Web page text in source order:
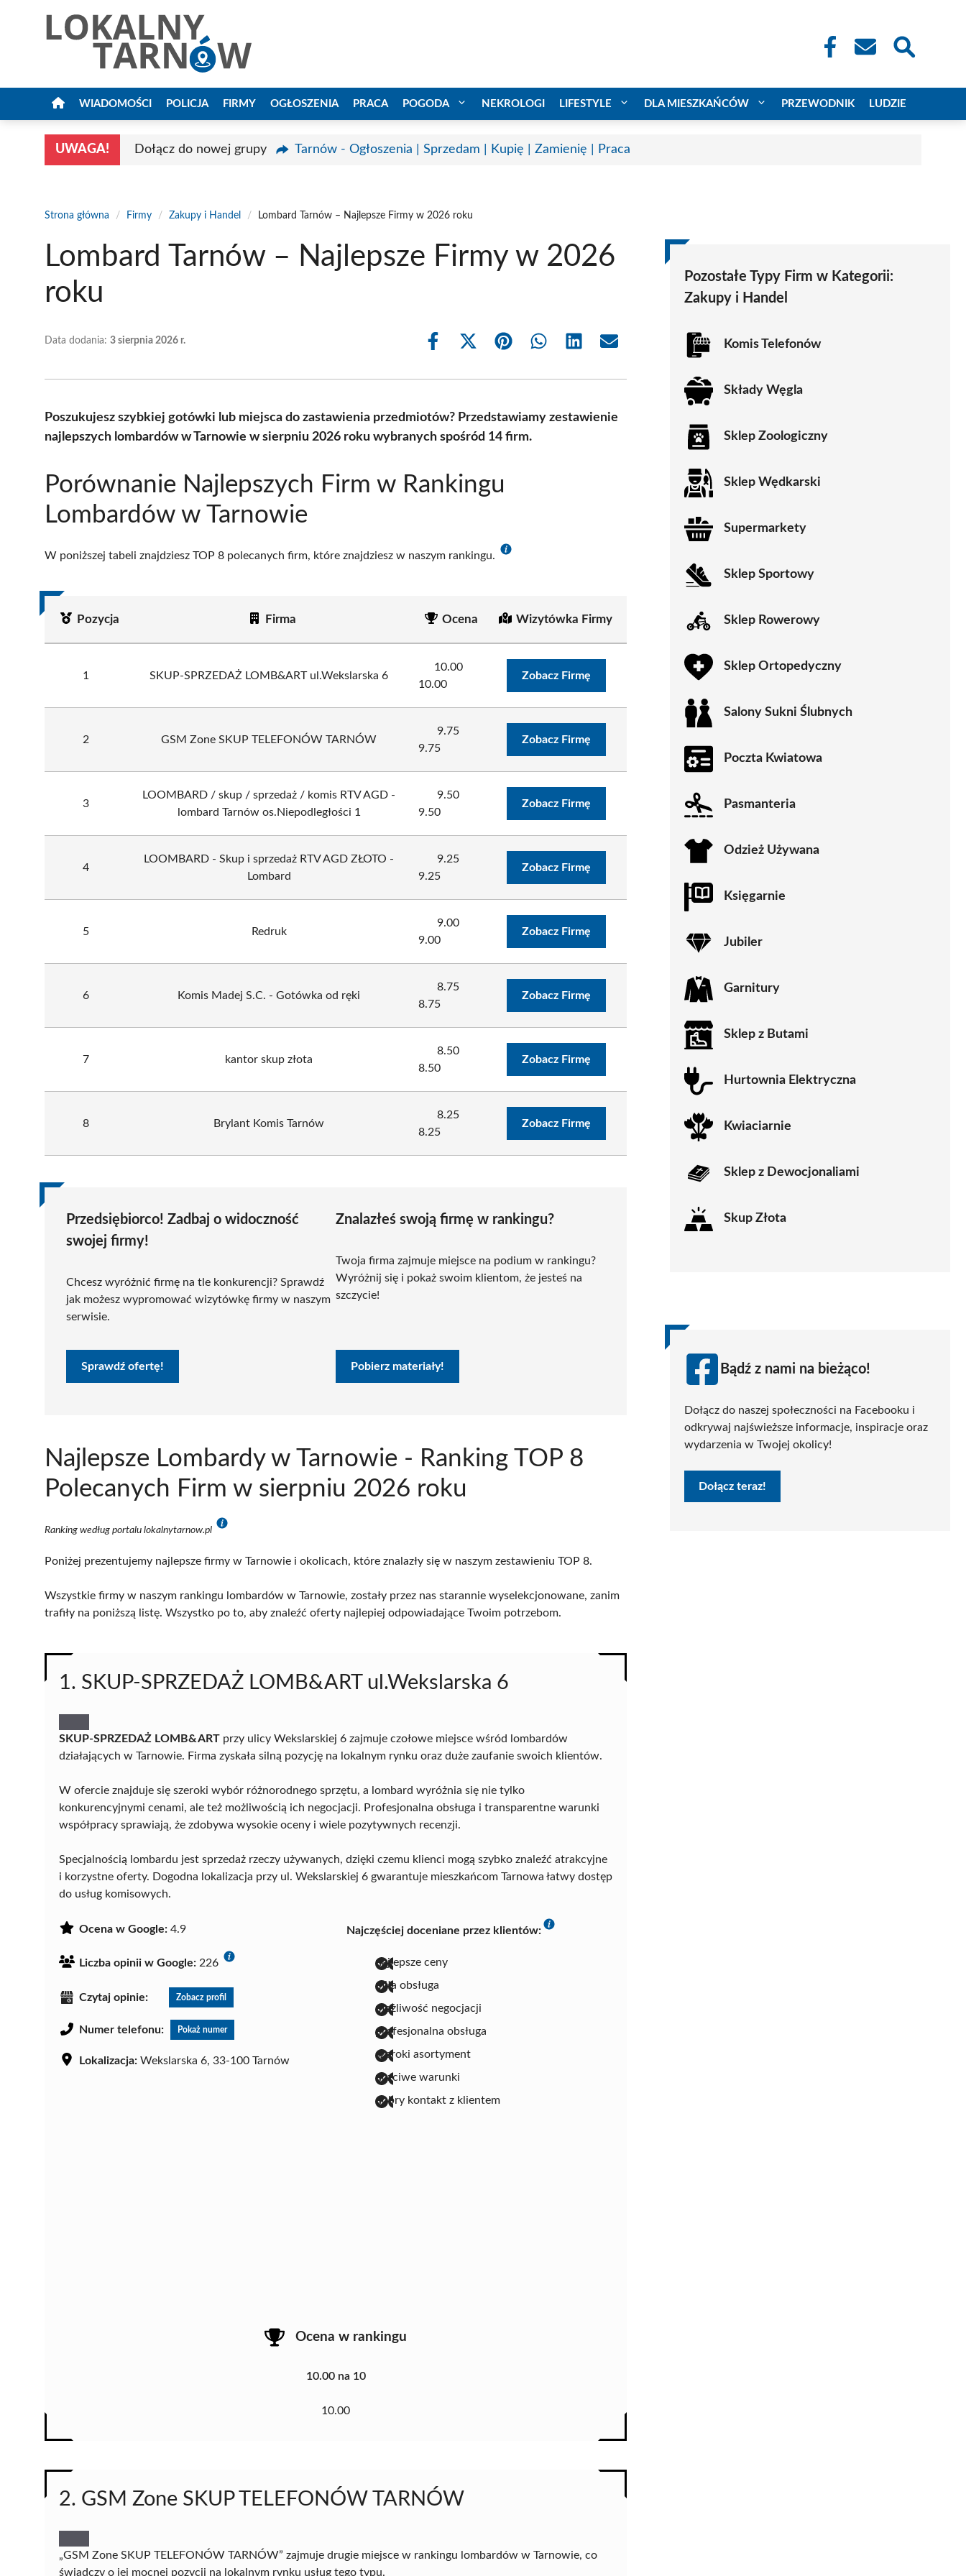
WIADOMOŚCI POLICJA FIRMY OGŁOSZENIA PRACA POGODA NEKROLOGI LIFESTYLE DLA MIESZKAŃCÓW PRZEWODNIK LUDZIE
UWAGA! Dołącz do nowej grupy Tarnów - Ogłoszenia | Sprzedam | Kupię | Zamienię | Praca
Strona główna / Firmy / Zakupy i Handel / Lombard Tarnów – Najlepsze Firmy w 2026 roku
Lombard Tarnów – Najlepsze Firmy w 2026
roku
Data dodania: 3 sierpnia 2026 r.
Share
Share
(Twitter)
Share Share Share Share
Poszukujesz szybkiej gotówki lub miejsca do zastawienia przedmiotów? Przedstawiamy zestawienie
najlepszych lombardów w Tarnowie w sierpniu 2026 roku wybranych spośród 14 firm.
Porównanie Najlepszych Firm w Rankingu
Lombardów w Tarnowie
W poniższej tabeli znajdziesz TOP 8 polecanych firm, które znajdziesz w naszym rankingu.
Pozycja Firma Ocena Wizytówka Firmy
1 SKUP-SPRZEDAŻ LOMB&ART ul.Wekslarska 6
10.00
10.00
Zobacz Firmę
2 GSM Zone SKUP TELEFONÓW TARNÓW
9.75
9.75
Zobacz Firmę
3
LOOMBARD / skup / sprzedaż / komis RTV AGD -
lombard Tarnów os.Niepodległości 1
9.50
9.50
Zobacz Firmę
4
LOOMBARD - Skup i sprzedaż RTV AGD ZŁOTO -
Lombard
9.25
9.25
Zobacz Firmę
5 Redruk
9.00
9.00
Zobacz Firmę
6 Komis Madej S.C. - Gotówka od ręki
8.75
8.75
Zobacz Firmę
7 kantor skup złota
8.50
8.50
Zobacz Firmę
8 Brylant Komis Tarnów
8.25
8.25
Zobacz Firmę
Przedsiębiorco! Zadbaj o widoczność
swojej firmy!
Chcesz wyróżnić firmę na tle konkurencji? Sprawdź
jak możesz wypromować wizytówkę firmy w naszym
serwisie.
Sprawdź ofertę!
Znalazłeś swoją firmę w rankingu?
Twoja firma zajmuje miejsce na podium w rankingu?
Wyróżnij się i pokaż swoim klientom, że jesteś na
szczycie!
Pobierz materiały!
Najlepsze Lombardy w Tarnowie - Ranking TOP 8
Polecanych Firm w sierpniu 2026 roku
Ranking według portalu lokalnytarnow.pl
Poniżej prezentujemy najlepsze firmy w Tarnowie i okolicach, które znalazły się w naszym zestawieniu TOP 8.
Wszystkie firmy w naszym rankingu lombardów w Tarnowie, zostały przez nas starannie wyselekcjonowane, zanim
trafiły na poniższą listę. Wszystko po to, aby znaleźć oferty najlepiej odpowiadające Twoim potrzebom.
1. SKUP-SPRZEDAŻ LOMB&ART ul.Wekslarska 6
SKUP-SPRZEDAŻ LOMB&ART przy ulicy Wekslarskiej 6 zajmuje czołowe miejsce wśród lombardów
działających w Tarnowie. Firma zyskała silną pozycję na lokalnym rynku oraz duże zaufanie swoich klientów.
W ofercie znajduje się szeroki wybór różnorodnego sprzętu, a lombard wyróżnia się nie tylko
konkurencyjnymi cenami, ale też możliwością ich negocjacji. Profesjonalna obsługa i transparentne warunki
współpracy sprawiają, że zdobywa wysokie oceny i wiele pozytywnych recenzji.
Specjalnością lombardu jest sprzedaż rzeczy używanych, dzięki czemu klienci mogą szybko znaleźć atrakcyjne
i korzystne oferty. Dogodna lokalizacja przy ul. Wekslarskiej 6 gwarantuje mieszkańcom Tarnowa łatwy dostęp
do usług komisowych.
Ocena w Google: 4.9
Liczba opinii w Google: 226
Czytaj opinie: Zobacz profil
Numer telefonu: Pokaż numer
Lokalizacja: Wekslarska 6, 33-100 Tarnów
Najczęściej doceniane przez klientów:
najlepsze ceny
miła obsługa
możliwość negocjacji
profesjonalna obsługa
szeroki asortyment
uczciwe warunki
dobry kontakt z klientem
Ocena w rankingu
10.00 na 10
10.00
2. GSM Zone SKUP TELEFONÓW TARNÓW
„GSM Zone SKUP TELEFONÓW TARNÓW” zajmuje drugie miejsce w rankingu lombardów w Tarnowie, co
świadczy o jej mocnej pozycji na lokalnym rynku usług tego typu.
Pozostałe Typy Firm w Kategorii:
Zakupy i Handel
Komis Telefonów
Składy Węgla
Sklep Zoologiczny
Sklep Wędkarski
Supermarkety
Sklep Sportowy
Sklep Rowerowy
Sklep Ortopedyczny
Salony Sukni Ślubnych
Poczta Kwiatowa
Pasmanteria
Odzież Używana
Księgarnie
Jubiler
Garnitury
Sklep z Butami
Hurtownia Elektryczna
Kwiaciarnie
Sklep z Dewocjonaliami
Skup Złota
Bądź z nami na bieżąco!
Dołącz do naszej społeczności na Facebooku i
odkrywaj najświeższe informacje, inspiracje oraz
wydarzenia w Twojej okolicy!
Dołącz teraz!